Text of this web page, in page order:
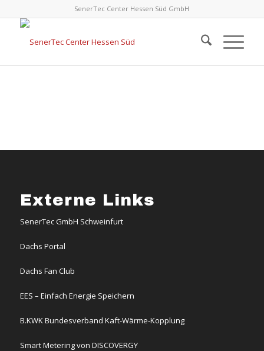
SenerTec Center Hessen Süd GmbH
Externe Links
SenerTec GmbH Schweinfurt
Dachs Portal
Dachs Fan Club
EES – Einfach Energie Speichern
B.KWK Bundesverband Kaft-Wärme-Kopplung
Smart Metering von DISCOVERGY